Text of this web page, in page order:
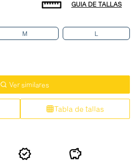
GUIA DE TALLAS
M L
Ver similares
Tabla de tallas